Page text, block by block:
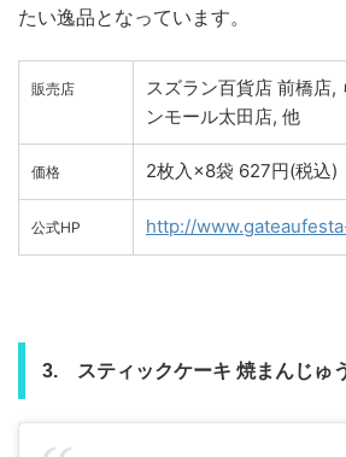
たい逸品となっています。
販売店
スズラン百貨店 前橋店,
ンモール太田店, 他
価格 2枚入×8袋 627円(税込)
公式HP http://
3. スティックケーキ 焼まんじゅ